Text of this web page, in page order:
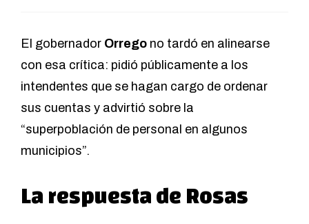
El gobernador Orrego no tardó en alinearse
con esa crítica: pidió públicamente a los
intendentes que se hagan cargo de ordenar
sus cuentas y advirtió sobre la
“superpoblación de personal en algunos
municipios”.
La respuesta de Rosas